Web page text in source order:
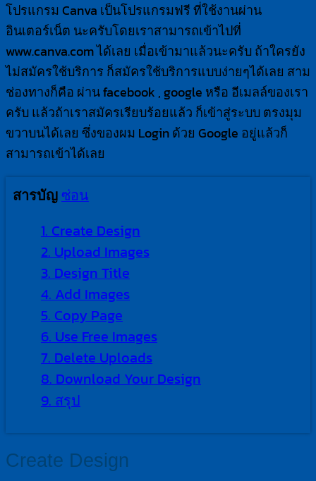
โปรแกรม Canva เป็นโปรแกรมฟรี ที่ใช้งานผ่าน
อินเตอร์เน็ต นะครับโดยเราสามารถเข้าไปที่
www.canva.com ได้เลย เมื่อเข้ามาแล้วนะครับ ถ้าใครยัง
ไม่สมัครใช้บริการ ก็สมัครใช้บริการแบบง่ายๆได้เลย สาม
ช่องทางก็คือ ผ่าน facebook , google หรือ อีเมลล์ของเรา
ครับ แล้วถ้าเราสมัครเรียบร้อยแล้ว ก็เข้าสู่ระบบ ตรงมุม
ขวาบนได้เลย ซึ่งของผม Login ด้วย Google อยู่แล้วก็
สามารถเข้าได้เลย
สารบัญ ซ่อน
1.Create Design
2.Upload Images
3.Design Title
4.Add Images
5.Copy Page
6.Use Free Images
7.Delete Uploads
8.Download Your Design
9.สรุป
Create Design